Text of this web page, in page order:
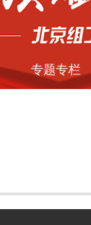
专题专栏